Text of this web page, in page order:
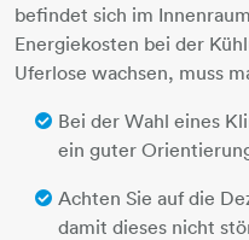
befindet sich im
Energiekosten bei der
Uferlose wachsen, muss
Bei der Wahl eines
ein guter
Achten Sie auf die
damit dieses nicht